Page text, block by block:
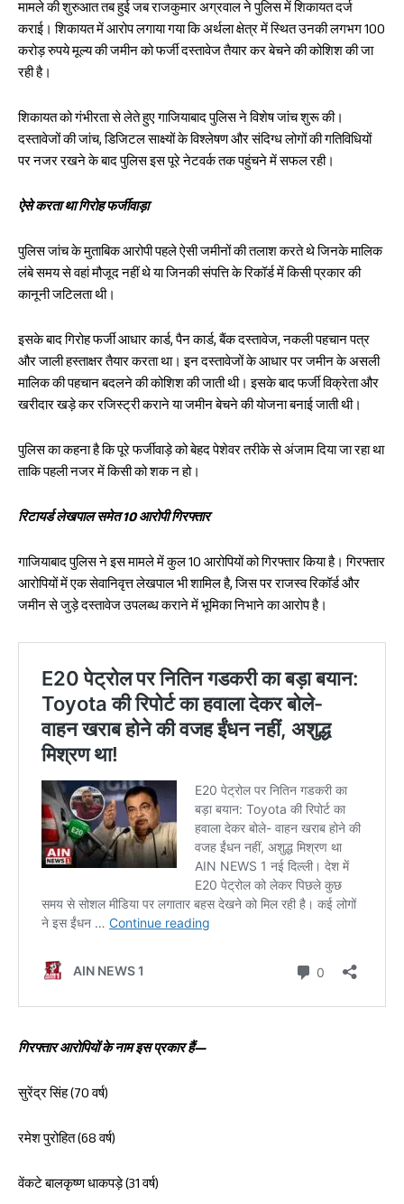
मामले की शुरुआत तब हुई जब राजकुमार अग्रवाल ने पुलिस में शिकायत दर्ज
कराई। शिकायत में आरोप लगाया गया कि अर्थला क्षेत्र में स्थित उनकी लगभग 100
करोड़ रुपये मूल्य की जमीन को फर्जी दस्तावेज तैयार कर बेचने की कोशिश की जा
रही है।
शिकायत को गंभीरता से लेते हुए गाजियाबाद पुलिस ने विशेष जांच शुरू की।
दस्तावेजों की जांच, डिजिटल साक्ष्यों के विश्लेषण और संदिग्ध लोगों की गतिविधियों
पर नजर रखने के बाद पुलिस इस पूरे नेटवर्क तक पहुंचने में सफल रही।
ऐसे करता था गिरोह फर्जीवाड़ा
पुलिस जांच के मुताबिक आरोपी पहले ऐसी जमीनों की तलाश करते थे जिनके मालिक
लंबे समय से वहां मौजूद नहीं थे या जिनकी संपत्ति के रिकॉर्ड में किसी प्रकार की
कानूनी जटिलता थी।
इसके बाद गिरोह फर्जी आधार कार्ड, पैन कार्ड, बैंक दस्तावेज, नकली पहचान पत्र
और जाली हस्ताक्षर तैयार करता था। इन दस्तावेजों के आधार पर जमीन के असली
मालिक की पहचान बदलने की कोशिश की जाती थी। इसके बाद फर्जी विक्रेता और
खरीदार खड़े कर रजिस्ट्री कराने या जमीन बेचने की योजना बनाई जाती थी।
पुलिस का कहना है कि पूरे फर्जीवाड़े को बेहद पेशेवर तरीके से अंजाम दिया जा रहा था
ताकि पहली नजर में किसी को शक न हो।
रिटायर्ड लेखपाल समेत 10 आरोपी गिरफ्तार
गाजियाबाद पुलिस ने इस मामले में कुल 10 आरोपियों को गिरफ्तार किया है। गिरफ्तार
आरोपियों में एक सेवानिवृत्त लेखपाल भी शामिल है, जिस पर राजस्व रिकॉर्ड और
जमीन से जुड़े दस्तावेज उपलब्ध कराने में भूमिका निभाने का आरोप है।
गिरफ्तार आरोपियों के नाम इस प्रकार हैं—
सुरेंद्र सिंह (70 वर्ष)
रमेश पुरोहित (68 वर्ष)
वेंकटे बालकृष्ण धाकपड़े (31 वर्ष)